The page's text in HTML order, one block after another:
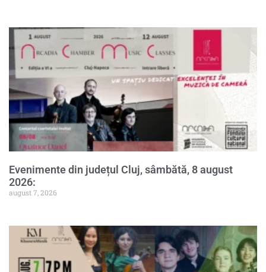
Evenimente din județul Cluj, sâmbătă, 8 august
2026:
august 7, 2026